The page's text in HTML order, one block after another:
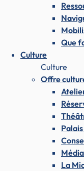
Que
Culture
Culture
Offre
La